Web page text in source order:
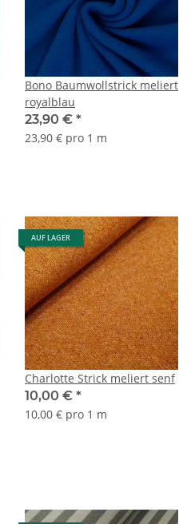
Bono Baumwollstrick meliert
royalblau
23,90 € *
23,90 € pro 1 m
AUF LAGER
Charlotte Strick meliert senf
10,00 € *
10,00 € pro 1 m